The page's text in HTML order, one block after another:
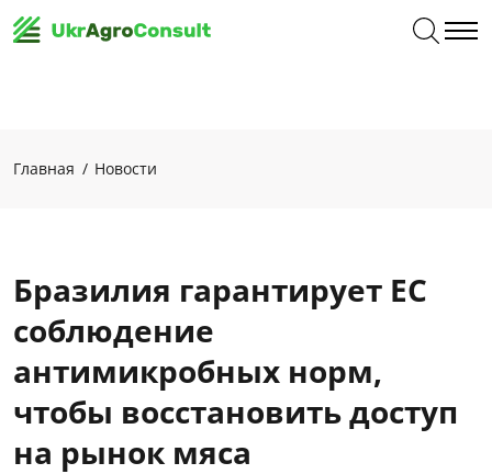
Главная Новости
Бразилия гарантирует ЕС
соблюдение
антимикробных норм,
чтобы восстановить доступ
на рынок мяса